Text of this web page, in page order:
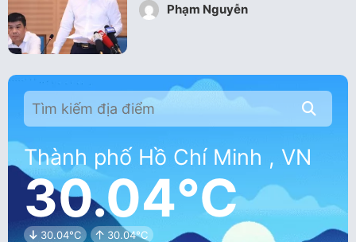
Phạm Nguyễn
Thành phố Hồ Chí Minh , VN
30.04°C
30.04°C 30.04°C